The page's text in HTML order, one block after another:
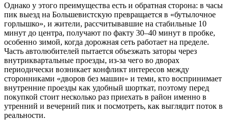
Однако у этого преимущества есть и обратная сторона: в часы
пик выезд на Большевистскую превращается в «бутылочное
горлышко», и жители, рассчитывавшие на стабильные 10
минут до центра, получают по факту 30–40 минут в пробке,
особенно зимой, когда дорожная сеть работает на пределе.
Часть автолюбителей пытается объезжать заторы через
внутриквартальные проезды, из-за чего во дворах
периодически возникает конфликт интересов между
сторонниками «дворов без машин» и теми, кто воспринимает
внутренние проезды как удобный шорткат, поэтому перед
покупкой стоит несколько раз приехать в район именно в
утренний и вечерний пик и посмотреть, как выглядит поток в
реальности.